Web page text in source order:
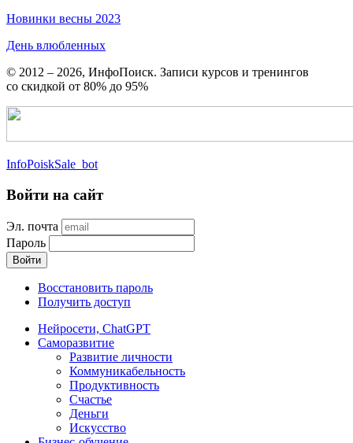
Новинки весны 2023
День влюбленных
© 2012 – 2026, ИнфоПоиск. Записи курсов и тренингов
со скидкой от 80% до 95%
InfoPoiskSale_bot
Войти на сайт
Эл. почта
Пароль
Войти
Восстановить пароль
Получить доступ
Нейросети, ChatGPT
Саморазвитие
Развитие личности
Коммуникабельность
Продуктивность
Счастье
Деньги
Искусство